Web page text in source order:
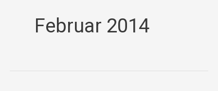
Februar 2014